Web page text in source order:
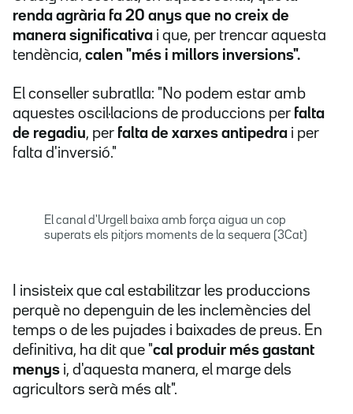
renda agrària fa 20 anys que no creix de
manera significativa i que, per trencar aquesta
tendència, calen "més i millors inversions".
El conseller subratlla: "No podem estar amb
aquestes oscil·lacions de produccions per falta
de regadiu, per falta de xarxes antipedra i per
falta d'inversió."
El canal d'Urgell baixa amb força aigua un cop
superats els pitjors moments de la sequera (3Cat)
I insisteix que cal estabilitzar les produccions
perquè no depenguin de les inclemències del
temps o de les pujades i baixades de preus. En
definitiva, ha dit que "cal produir més gastant
menys i, d'aquesta manera, el marge dels
agricultors serà més alt".